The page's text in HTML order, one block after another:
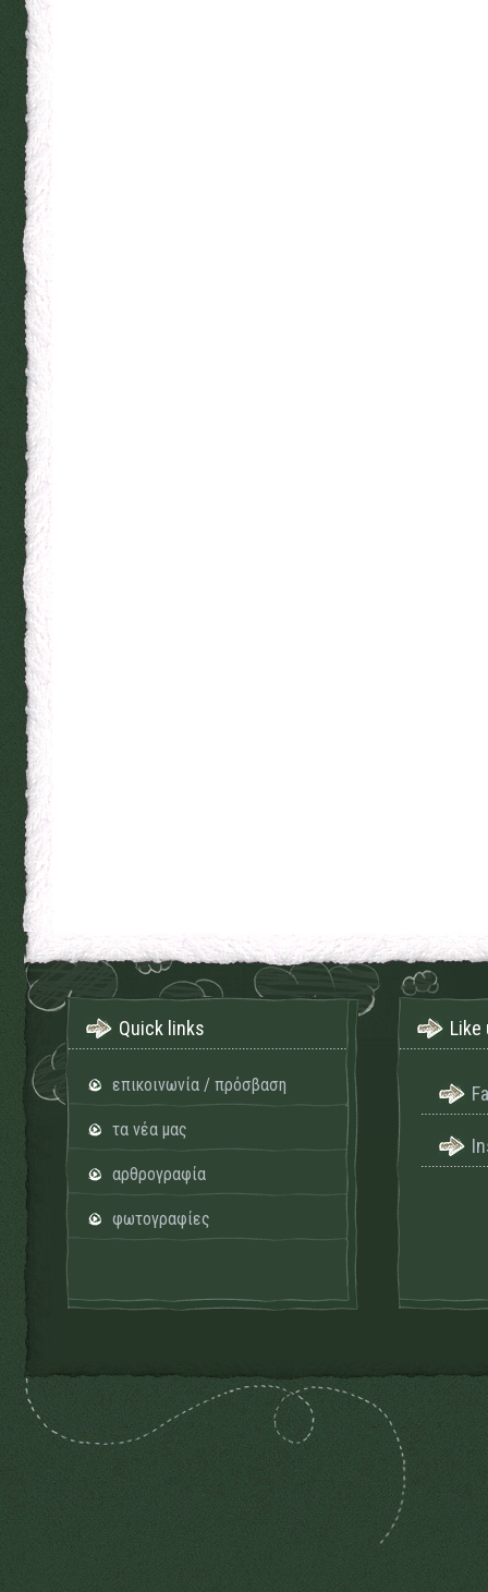
Quick links
επικοινωνία / πρόσβαση
τα νέα μας
αρθρογραφία
φωτογραφίες
Like